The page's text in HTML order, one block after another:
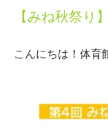
【みね秋祭り
こんにちは！体育